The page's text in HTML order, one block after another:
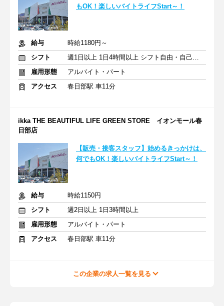
もOK！楽しいバイトライフStart～！
給与
時給1180円～
シフト
週1日以上 1日4時間以上 シフト自由・自己申告
雇用形態
アルバイト・パート
アクセス
春日部駅 車11分
ikka THE BEAUTIFUL LIFE GREEN STORE イオンモール春
日部店
【販売・接客スタッフ】始めるきっかけは、
何でもOK！楽しいバイトライフStart～！
給与
時給1150円
シフト
週2日以上 1日3時間以上
雇用形態
アルバイト・パート
アクセス
春日部駅 車11分
この企業の求人一覧を見る